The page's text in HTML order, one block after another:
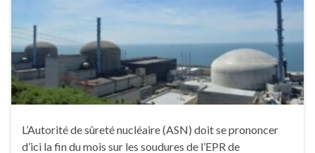
L’Autorité de sûreté nucléaire (ASN) doit se prononcer
d’ici la fin du mois sur les soudures de l’EPR de